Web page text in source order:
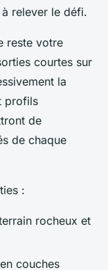
relever le défi.
reste votre
courtes sur
la
profils
de
de chaque
:
rocheux et
couches